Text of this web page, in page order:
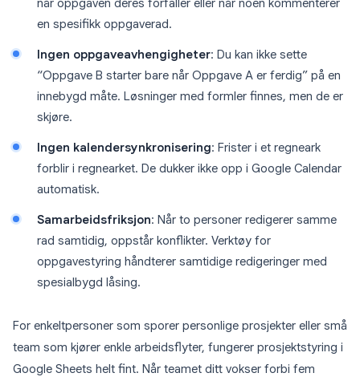
når oppgaven deres forfaller eller når noen kommenterer
en spesifikk oppgaverad.
Ingen oppgaveavhengigheter: Du kan ikke sette
“Oppgave B starter bare når Oppgave A er ferdig” på en
innebygd måte. Løsninger med formler finnes, men de er
skjøre.
Ingen kalendersynkronisering: Frister i et regneark
forblir i regnearket. De dukker ikke opp i Google Calendar
automatisk.
Samarbeidsfriksjon: Når to personer redigerer samme
rad samtidig, oppstår konflikter. Verktøy for
oppgavestyring håndterer samtidige redigeringer med
spesialbygd låsing.
For enkeltpersoner som sporer personlige prosjekter eller små
team som kjører enkle arbeidsflyter, fungerer prosjektstyring i
Google Sheets helt fint. Når teamet ditt vokser forbi fem